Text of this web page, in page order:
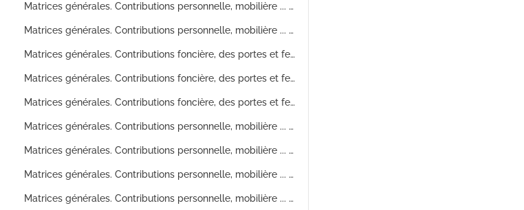
Matrices générales. Contributions personnelle, mobilière ... Banlieue
Matrices générales. Contributions personnelle, mobilière ... Ville
Matrices générales. Contributions foncière, des portes et fenêtres. 1ère division
Matrices générales. Contributions foncière, des portes et fenêtres. 1ère division
Matrices générales. Contributions foncière, des portes et fenêtres. 2ème division
Matrices générales. Contributions personnelle, mobilière ... Ville
Matrices générales. Contributions personnelle, mobilière ... Banlieue
Matrices générales. Contributions personnelle, mobilière ... Ville
Matrices générales. Contributions personnelle, mobilière ... Banlieue